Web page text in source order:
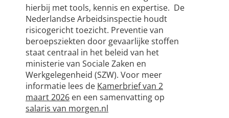
hierbij met tools, kennis en expertise. De
Nederlandse Arbeidsinspectie houdt
risicogericht toezicht. Preventie van
beroepsziekten door gevaarlijke stoffen
staat centraal in het beleid van het
ministerie van Sociale Zaken en
Werkgelegenheid (SZW). Voor meer
informatie lees de Kamerbrief van 2
maart 2026 en een samenvatting op
salaris van morgen.nl